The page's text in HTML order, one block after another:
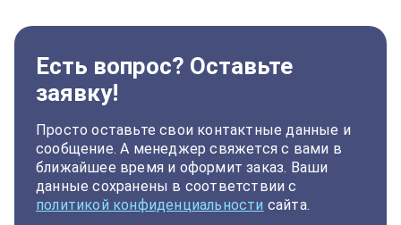
Есть вопрос? Оставьте
заявку!
Просто оставьте свои контактные данные и
сообщение. А менеджер свяжется с вами в
ближайшее время и оформит заказ. Ваши
данные сохранены в соответствии с
политикой конфиденциальности сайта.